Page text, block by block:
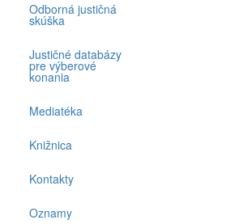
Odborná justičná
skúška
Justičné databázy
pre výberové
konania
Mediatéka
Knižnica
Kontakty
Oznamy